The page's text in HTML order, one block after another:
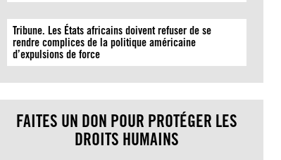
Tribune. Les États africains doivent refuser de se
rendre complices de la politique américaine
d’expulsions de force
FAITES UN DON POUR PROTÉGER LES
DROITS HUMAINS